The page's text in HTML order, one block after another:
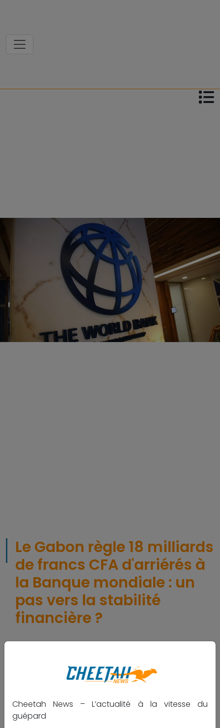
Le Gabon règle 18 milliards
de francs CFA d'arriérés à
la Banque mondiale : un
pas vers la stabilité
financière ?
#BAD #Banque mondiale
d'information et d'Analyses.
Cheetah News – L’actualité à la vitesse du
guépard